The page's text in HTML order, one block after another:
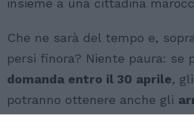
insieme a una cittadina
Che ne sarà del tempo e,
persi finora? Niente paura: se
domanda entro il 30 aprile,
potranno ottenere anche gli